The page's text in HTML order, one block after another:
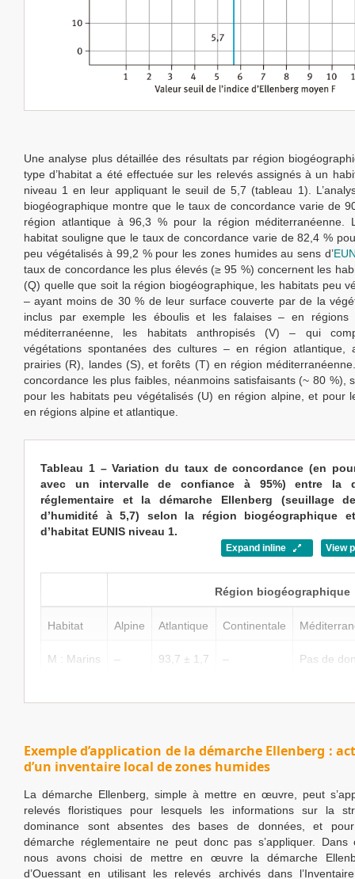
Une analyse plus détaillée des résultats par région
type d’habitat a été effectuée sur les relevés assignés à un
niveau 1 en leur appliquant le seuil de 5,7 (tableau 1).
biogéographique montre que le taux de concordance varie de
région atlantique à 96,3 % pour la région méditerranéenne.
habitat souligne que le taux de concordance varie de 82,4 %
peu végétalisés à 99,2 % pour les zones humides au sens d’
taux de concordance les plus élevés (≥ 95 %) concernent les
(Q) quelle que soit la région biogéographique, les habitats peu
– ayant moins de 30 % de leur surface couverte par de la
inclus par exemple les éboulis et les falaises – en régions
méditerranéenne, les habitats anthropisés (V) – qui
végétations spontanées des cultures – en région atlantique,
prairies (R), landes (S), et forêts (T) en région
concordance les plus faibles, néanmoins satisfaisants (~ 80 %),
pour les habitats peu végétalisés (U) en région alpine, et pour
en régions alpine et atlantique.
Tableau 1 – Variation du taux de concordance (en
avec un intervalle de confiance à 95%) entre la
réglementaire et la démarche Ellenberg (seuillage
d’humidité à 5,7) selon la région biogéographique
d’habitat EUNIS niveau 1.
View
Expand inline
Région biogéographique
Habitat Alpine Atlantique Continentale
M : Marins – 93,7 ± 1,7 – Pas de
Exemple d’application de la démarche Ellenberg :
d’un inventaire local de zones humides
La démarche Ellenberg, simple à mettre en œuvre, peut
relevés floristiques pour lesquels les informations sur la
dominance sont absentes des bases de données, et
démarche réglementaire ne peut donc pas s’appliquer. Dans
nous avons choisi de mettre en œuvre la démarche
d’Ouessant en utilisant les relevés archivés dans